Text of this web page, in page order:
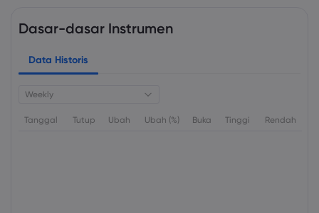
Dasar-dasar Instrumen
Data Historis
Weekly
Tanggal Tutup Ubah Ubah (%) Buka Tinggi Rendah